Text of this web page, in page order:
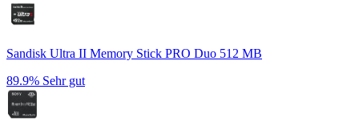
Sandisk Ultra II Memory Stick PRO Duo 512 MB
89.9% Sehr gut